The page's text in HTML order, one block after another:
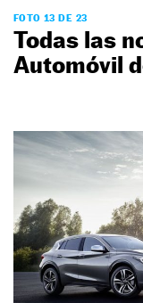
FOTO 13 DE 23
Todas las
Automóvil